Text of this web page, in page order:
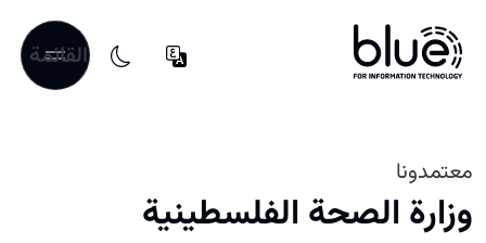
القائمة
معتمدونا
وزارة الصحة الفلسطينية